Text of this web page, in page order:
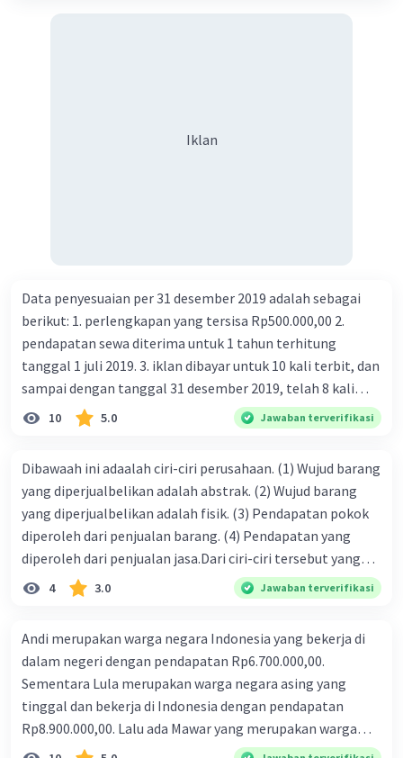
Iklan
Data penyesuaian per 31 desember 2019 adalah sebagai
berikut: 1. perlengkapan yang tersisa Rp500.000,00 2.
pendapatan sewa diterima untuk 1 tahun terhitung
tanggal 1 juli 2019. 3. iklan dibayar untuk 10 kali terbit, dan
sampai dengan tanggal 31 desember 2019, telah 8 kali
terbit. 4. gaji terutang untuk periode berjalan sebesar
Rp800.000,00 dari data di atas, pencatatan jurnal pembalik
10 5.0 Jawaban terverifikasi
Dibawaah ini adaalah ciri-ciri perusahaan. (1) Wujud barang
yang diperjualbelikan adalah abstrak. (2) Wujud barang
yang diperjualbelikan adalah fisik. (3) Pendapatan pokok
diperoleh dari penjualan barang. (4) Pendapatan yang
diperoleh dari penjualan jasa.Dari ciri-ciri tersebut yang
merupakan ciri dari perusahaan dagang ditunjukan pada
nomor…. a. 1 dan 3 b. 3 dan 4 c. 2 dan 3 d. 1 dan 2 e. 2 dan 4
4 3.0 Jawaban terverifikasi
Andi merupakan warga negara Indonesia yang bekerja di
dalam negeri dengan pendapatan Rp6.700.000,00.
Sementara Lula merupakan warga negara asing yang
tinggal dan bekerja di Indonesia dengan pendapatan
Rp8.900.000,00. Lalu ada Mawar yang merupakan warga
negara Indonesia yang tinggal dan bekerja di luar negeri